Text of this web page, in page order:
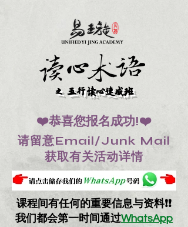
之五行读心速成班
❤️恭喜您报名成功!❤️
请留意Email/Junk Mail
获取有关活动详情
课程间有任何的重要信息与资料❗❗
我们都会第一时间通过WhatsApp